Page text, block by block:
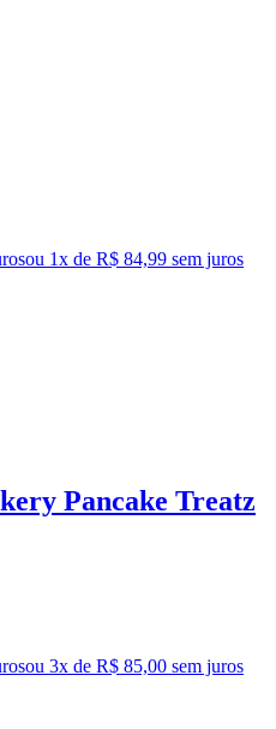
ou 1x de R$ 84,99 sem juros
Pancake Treatz
ou 3x de R$ 85,00 sem juros